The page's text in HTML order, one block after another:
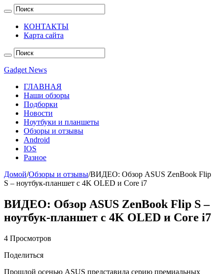
КОНТАКТЫ
Карта сайта
Gadget News
ГЛАВНАЯ
Наши обзоры
Подборки
Новости
Ноутбуки и планшеты
Обзоры и отзывы
Android
IOS
Разное
Домой/Обзоры и отзывы/ВИДЕО: Обзор ASUS ZenBook Flip
S – ноутбук-планшет с 4K OLED и Core i7
ВИДЕО: Обзор ASUS ZenBook Flip S –
ноутбук-планшет с 4K OLED и Core i7
4 Просмотров
Поделиться
Прошлой осенью ASUS представила серию премиальных